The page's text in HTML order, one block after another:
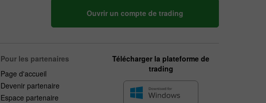
Ouvrir un compte de trading
Pour les partenaires
Page d'accueil
Devenir partenaire
Espace partenaire
Télécharger la plateforme de
trading